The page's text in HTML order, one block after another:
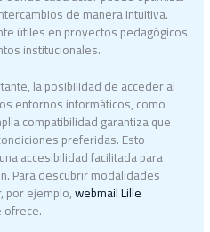
de manera intuitiva.
útiles en proyectos pedagógicos
institucionales.
la posibilidad de acceder al
entornos informáticos, como
compatibilidad garantiza que
preferidas. Esto
accesibilidad facilitada para
Para descubrir modalidades
por ejemplo,webmail Lille
ofrece.